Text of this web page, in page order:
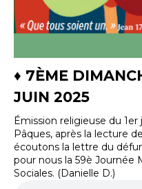
♦ 7ÈME
JUIN 2025
Émission religieuse du
Pâques, après la lecture
écoutons la lettre du
pour nous la 59è Journée
Sociales. (Danielle D.)